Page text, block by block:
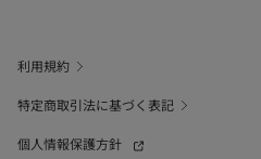
利用規約
特定商取引法に基づく表記
個人情報保護方針